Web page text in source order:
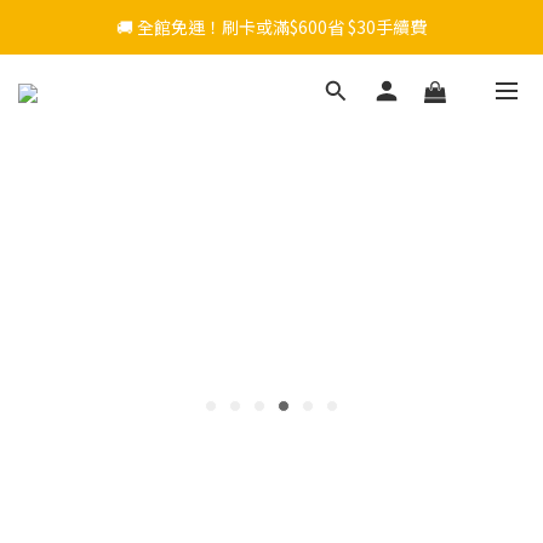
🚚 全館免運！刷卡或滿$600省 $30手續費